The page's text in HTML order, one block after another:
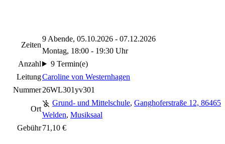
Zeiten
9 Abende, 05.10.2026 - 07.12.2026
Montag, 18:00 - 19:30 Uhr
Anzahl
9 Termin(e)
LeitungCaroline von Westernhagen
Nummer26WL301yv301
Ort
Grund- und Mittelschule, Ganghoferstraße 12, 86465
Welden, Musiksaal
Gebühr71,10 €